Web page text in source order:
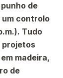
de
um controlo
Tudo
projetos
madeira,
de